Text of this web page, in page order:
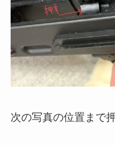
次の写真の位置まで